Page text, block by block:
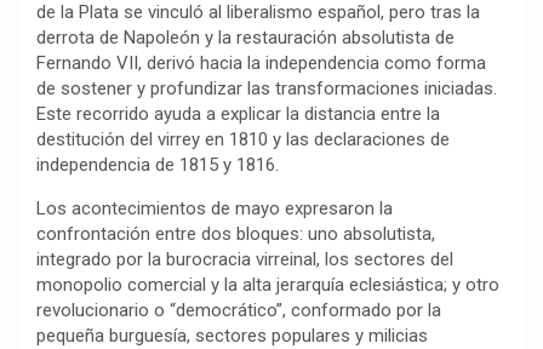
de la Plata se vinculó al liberalismo español, pero tras la
derrota de Napoleón y la restauración absolutista de
Fernando VII, derivó hacia la independencia como forma
de sostener y profundizar las transformaciones iniciadas.
Este recorrido ayuda a explicar la distancia entre la
destitución del virrey en 1810 y las declaraciones de
independencia de 1815 y 1816.
Los acontecimientos de mayo expresaron la
confrontación entre dos bloques: uno absolutista,
integrado por la burocracia virreinal, los sectores del
monopolio comercial y la alta jerarquía eclesiástica; y otro
revolucionario o “democrático”, conformado por la
pequeña burguesía, sectores populares y milicias